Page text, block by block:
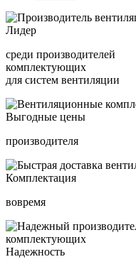
Лидер
среди производителей
комплектующих
для систем вентиляции
Выгодные цены
производителя
Комплектация
вовремя
Надежность